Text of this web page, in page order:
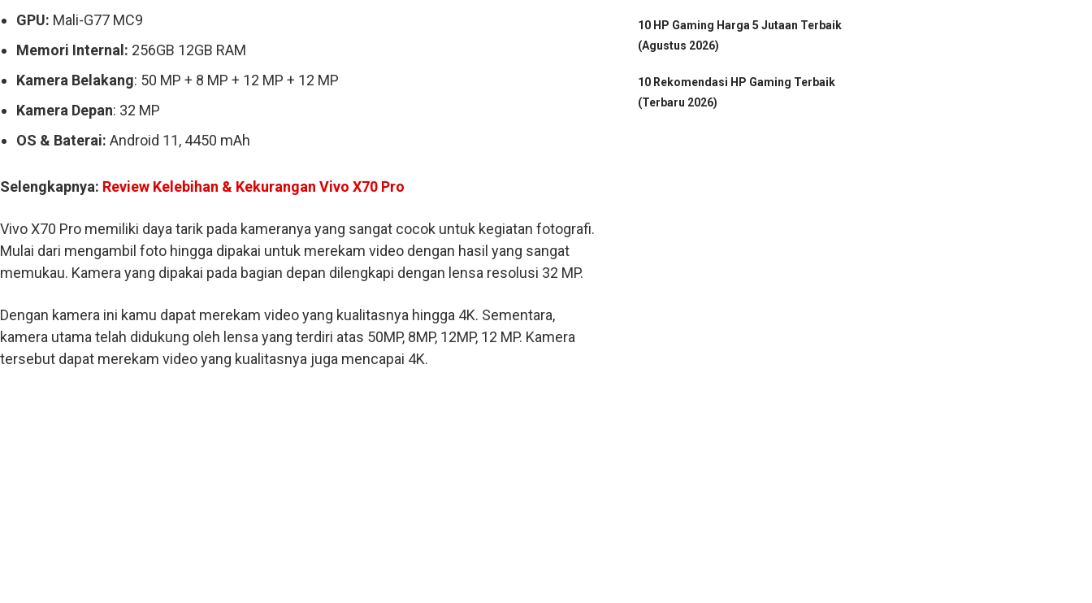
GPU: Mali-G77 MC9
Memori Internal: 256GB 12GB RAM
Kamera Belakang: 50 MP + 8 MP + 12 MP + 12 MP
Kamera Depan: 32 MP
OS & Baterai: Android 11, 4450 mAh
Selengkapnya: Review Kelebihan & Kekurangan Vivo X70 Pro
Vivo X70 Pro memiliki daya tarik pada kameranya yang sangat cocok untuk kegiatan fotografi.
Mulai dari mengambil foto hingga dipakai untuk merekam video dengan hasil yang sangat
memukau. Kamera yang dipakai pada bagian depan dilengkapi dengan lensa resolusi 32 MP.
Dengan kamera ini kamu dapat merekam video yang kualitasnya hingga 4K. Sementara,
kamera utama telah didukung oleh lensa yang terdiri atas 50MP, 8MP, 12MP, 12 MP. Kamera
tersebut dapat merekam video yang kualitasnya juga mencapai 4K.
10 HP Gaming Harga 5 Jutaan Terbaik
(Agustus 2026)
10 Rekomendasi HP Gaming Terbaik
(Terbaru 2026)